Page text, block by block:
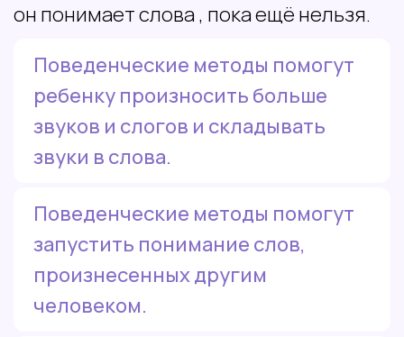
он понимает слова , пока ещё нельзя.
Поведенческие методы помогут
ребенку произносить больше
звуков и слогов и складывать
звуки в слова.
Поведенческие методы помогут
запустить понимание слов,
произнесенных другим
человеком.